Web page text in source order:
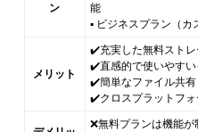
ン
能
▪ ビジネスプラン（
メリット
✔️充実した無料ストレ
✔️直感的で使いやすい
✔️簡単なファイル共有
✔️クロスプラットフォ
❌無料プランは機能